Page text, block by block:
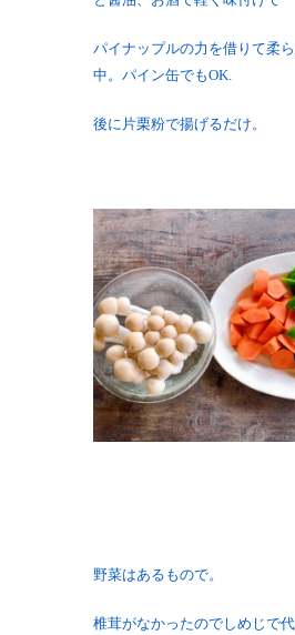
パイナップルの力を借りて柔
中。パイン缶でもOK.
後に片栗粉で揚げるだけ。
野菜はあるもので。
椎茸がなかったのでしめじで